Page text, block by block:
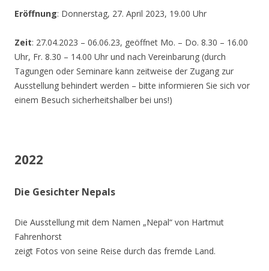
Eröffnung: Donnerstag, 27. April 2023, 19.00 Uhr
Zeit: 27.04.2023 – 06.06.23, geöffnet Mo. – Do. 8.30 – 16.00
Uhr, Fr. 8.30 – 14.00 Uhr und nach Vereinbarung (durch
Tagungen oder Seminare kann zeitweise der Zugang zur
Ausstellung behindert werden – bitte informieren Sie sich vor
einem Besuch sicherheitshalber bei uns!)
2022
Die Gesichter Nepals
Die Ausstellung mit dem Namen „Nepal“ von Hartmut
Fahrenhorst
zeigt Fotos von seine Reise durch das fremde Land.